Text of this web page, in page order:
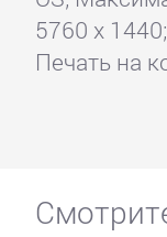
5760 x
Печать на